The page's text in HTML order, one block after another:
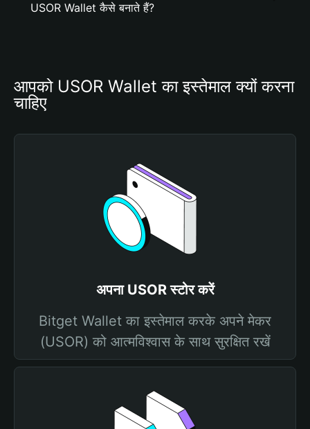
USOR Wallet कैसे बनाते हैं?
आपको USOR Wallet का इस्तेमाल क्यों करना
चाहिए
अपना USOR स्टोर करें
Bitget Wallet का इस्तेमाल करके अपने मेकर
(USOR) को आत्मविश्वास के साथ सुरक्षित रखें